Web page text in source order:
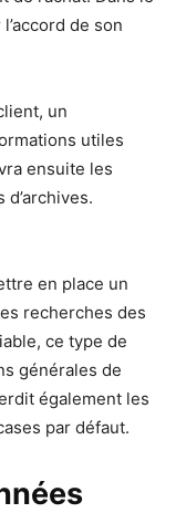
de son
un
utiles
ensuite les
en place un
recherches des
ce type de
générales de
également les
par défaut.